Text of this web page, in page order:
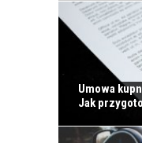
Umowa
Jak